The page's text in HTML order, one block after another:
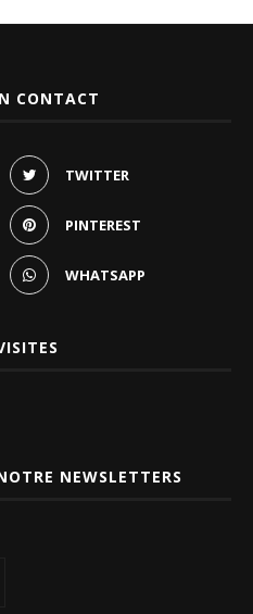
CONTACT
TWITTER
PINTEREST
WHATSAPP
NEWSLETTERS